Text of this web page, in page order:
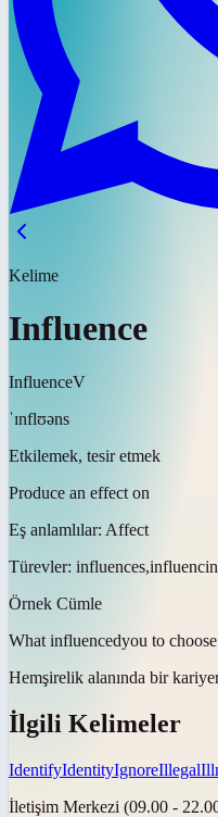
Kelime
Influence
InfluenceV
ˈɪnflʊəns
Etkilemek, tesir etmek
Produce an effect on
Eş anlamlılar: Affect
Türevler:
Örnek Cümle
What influencedyou to
Hemşirelik alanında bir
İlgili Kelimeler
IdentifyIdentityIgnoreIllegal
İletişim Merkezi (09.00 -